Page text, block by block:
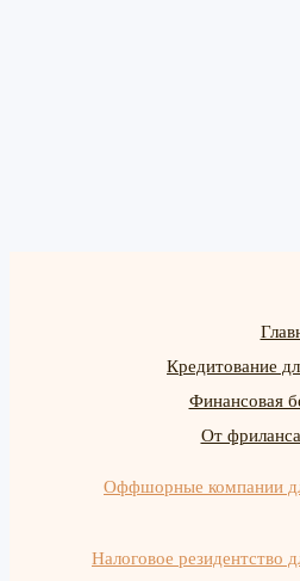
Кредитование
Финансовая
От
Оффшорные компании
Налоговое резидентство